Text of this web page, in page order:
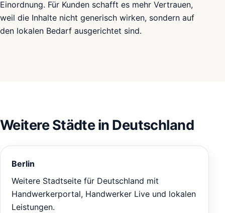
Einordnung. Für Kunden schafft es mehr Vertrauen,
weil die Inhalte nicht generisch wirken, sondern auf
den lokalen Bedarf ausgerichtet sind.
Weitere Städte in Deutschland
Berlin
Weitere Stadtseite für Deutschland mit
Handwerkerportal, Handwerker Live und lokalen
Leistungen.